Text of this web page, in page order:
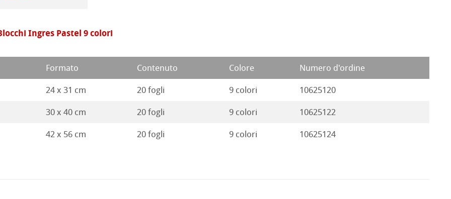
Ingres Pastel 9 colori
Formato Contenuto Colore Numero d'ordine
24 x 31 cm 20 fogli 9 colori 10625120
30 x 40 cm 20 fogli 9 colori 10625122
42 x 56 cm 20 fogli 9 colori 10625124